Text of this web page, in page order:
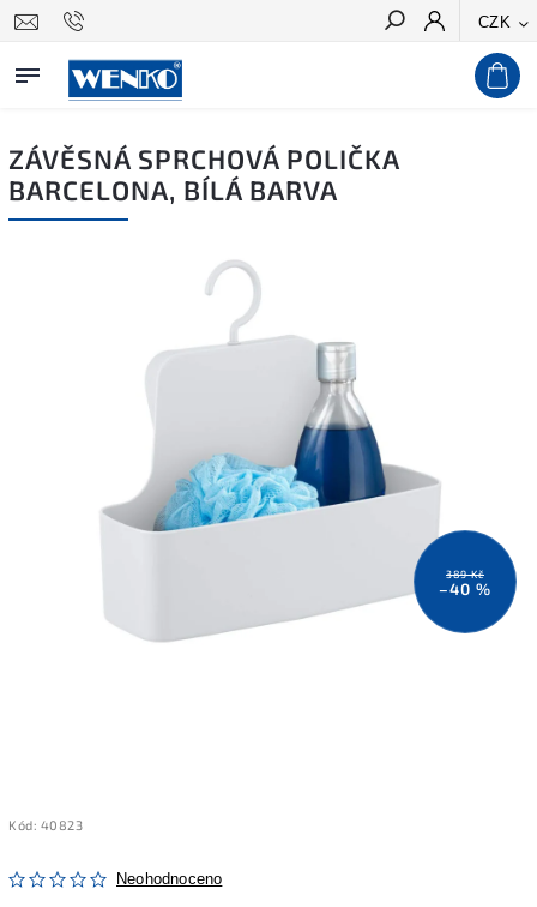
CZK
Hledat
ZÁVĚSNÁ SPRCHOVÁ POLIČKA
BARCELONA, BÍLÁ BARVA
389 Kč
–40 %
Kód: 40823
Neohodnoceno